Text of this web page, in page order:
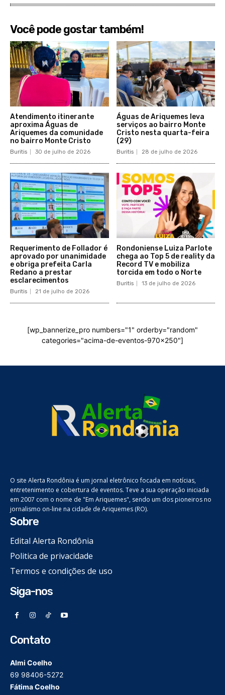
Você pode gostar também!
Atendimento itinerante
aproxima Águas de
Ariquemes da comunidade
no bairro Monte Cristo
Buritis 30 de julho de 2026
Águas de Ariquemes leva
serviços ao bairro Monte
Cristo nesta quarta-feira
(29)
Buritis 28 de julho de 2026
Requerimento de Follador é
aprovado por unanimidade
e obriga prefeita Carla
Redano a prestar
esclarecimentos
Buritis 21 de julho de 2026
Rondoniense Luiza Parlote
chega ao Top 5 de reality da
Record TV e mobiliza
torcida em todo o Norte
Buritis 13 de julho de 2026
[wp_bannerize_pro numbers="1" orderby="random"
categories="acima-de-eventos-970x250"]
O site Alerta Rondônia é um jornal eletrônico focada em notícias,
entretenimento e cobertura de eventos. Teve a sua operação iniciada
em 2007 com o nome de "Em Ariquemes", sendo um dos pioneiros no
jornalismo on-line na cidade de Ariquemes (RO).
Sobre
Edital Alerta Rondônia
Politica de privacidade
Termos e condições de uso
Siga-nos
Contato
Almi Coelho
69 98406-5272
Fátima Coelho